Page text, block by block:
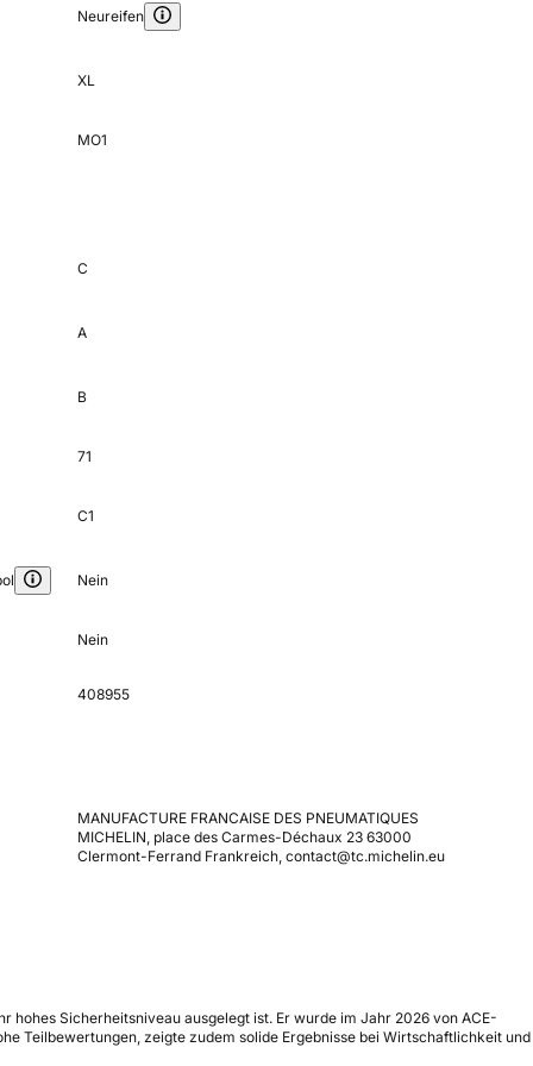
Neureifen
XL
MO1
C
A
B
71
C1
Nein
Nein
408955
MANUFACTURE FRANCAISE DES PNEUMATIQUES
MICHELIN, place des Carmes-Déchaux 23 63000
Clermont-Ferrand Frankreich, contact@tc.michelin.eu
Sicherheitsniveau ausgelegt ist. Er wurde im Jahr 2026 von ACE-
Teilbewertungen, zeigte zudem solide Ergebnisse bei Wirtschaftlichkeit und